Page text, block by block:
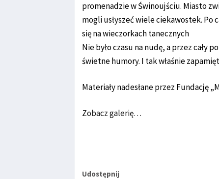
promenadzie w Świnoujściu. Miasto
mogli usłyszeć wiele ciekawostek.
się na wieczorkach tanecznych
Nie było czasu na nudę, a przez cały
świetne humory. I tak właśnie
Materiały nadesłane przez Fundację
Zobacz galerię…
Udostępnij